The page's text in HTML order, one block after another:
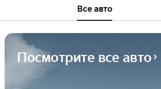
Все авто
Посмотрите все авто